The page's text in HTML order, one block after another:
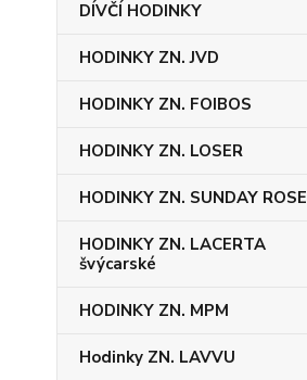
DÍVČÍ HODINKY
HODINKY ZN. JVD
HODINKY ZN. FOIBOS
HODINKY ZN. LOSER
HODINKY ZN. SUNDAY ROSE
HODINKY ZN. LACERTA
švýcarské
HODINKY ZN. MPM
Hodinky ZN. LAVVU